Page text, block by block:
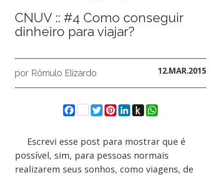
CNUV :: #4 Como conseguir
dinheiro para viajar?
por Rômulo Elizardo 12.MAR.2015
Facebook
Twitter
Pinterest
LinkedIn
Push
to
WhatsApp
Escrevi esse post para mostrar que é
possível, sim, para pessoas normais
realizarem seus sonhos, como viagens, de